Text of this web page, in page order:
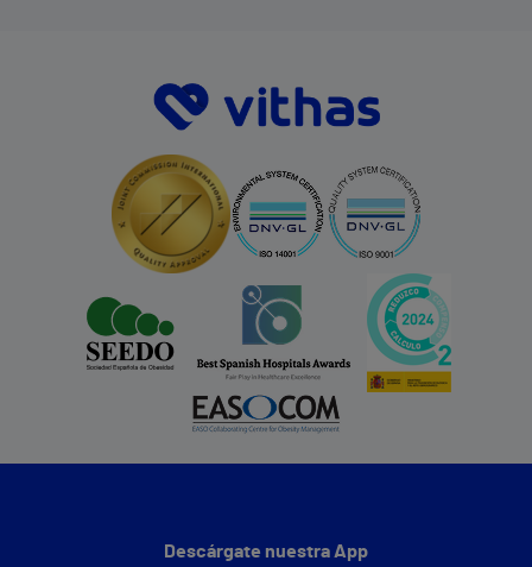
Descárgate nuestra App